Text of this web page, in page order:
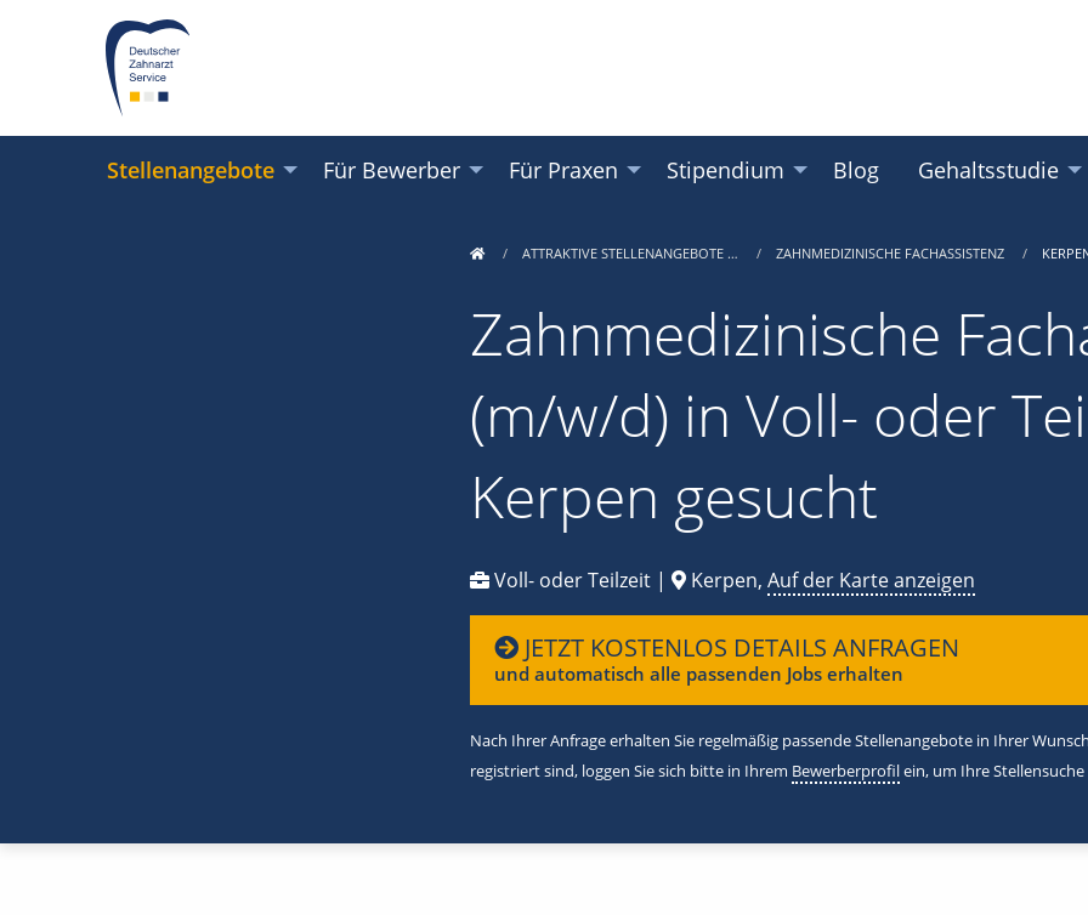
Stellenangebote Für Bewerber Für Praxen Stipendium Blog Gehaltsstudie
ATTRAKTIVE STELLENANGEBOTE … ZAHNMEDIZINISCHE FACHASSISTENZ
Zahnmedizinische
(m/w/d) in Voll- oder
Kerpen gesucht
Voll- oder Teilzeit | Kerpen, Auf der Karte anzeigen
JETZT KOSTENLOS DETAILS ANFRAGEN
und automatisch alle passenden Jobs erhalten
Nach Ihrer Anfrage erhalten Sie regelmäßig passende Stellenangebote in Ihrer
registriert sind, loggen Sie sich bitte in Ihrem Bewerberprofilein, um Ihre